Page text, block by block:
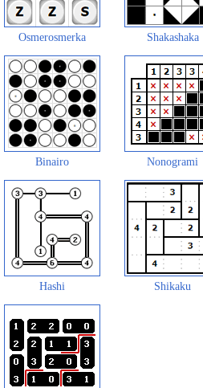
Osmerosmerka Shakashaka
Binairo Nonogrami
Hashi Shikaku